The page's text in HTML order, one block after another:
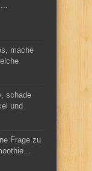
mache
schade
und
Frage zu